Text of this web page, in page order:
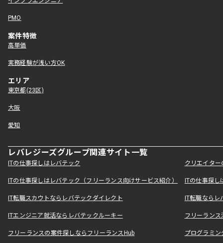
PMO
案件特徴
高単価
実務経験が浅い方OK
エリア
東京都(23区)
大阪
愛知
レバレジーズグループ関連サイト一覧
ITの仕事探しはレバテック クリエイタ
ITの仕事探しはレバテック（フリーランス向けサービス紹介） ITの仕事探
IT転職スカウトならレバテックダイレクト IT転職なら
ITエンジニア就活ならレバテックルーキー フリーラン
フリーランスの案件探しならフリーランスHub プログラミ